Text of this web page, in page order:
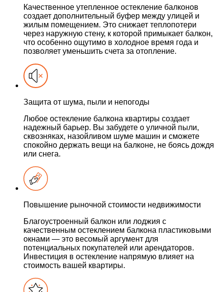
Качественное утепленное остекление балконов
создает дополнительный буфер между улицей и
жилым помещением. Это снижает теплопотери
через наружную стену, к которой примыкает балкон,
что особенно ощутимо в холодное время года и
позволяет уменьшить счета за отопление.
Защита от шума, пыли и непогоды
Любое остекление балкона квартиры создает
надежный барьер. Вы забудете о уличной пыли,
сквозняках, назойливом шуме машин и сможете
спокойно держать вещи на балконе, не боясь дождя
или снега.
Повышение рыночной стоимости недвижимости
Благоустроенный балкон или лоджия с
качественным остеклением балкона пластиковыми
окнами — это весомый аргумент для
потенциальных покупателей или арендаторов.
Инвестиция в остекление напрямую влияет на
стоимость вашей квартиры.